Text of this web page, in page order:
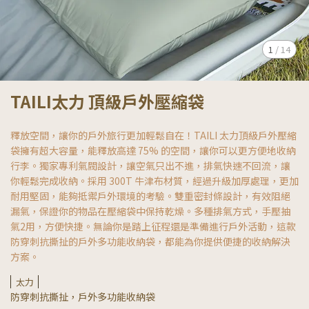
1 /14
TAILI太力 頂級戶外壓縮袋
釋放空間，讓你的戶外旅行更加輕鬆自在！TAILI 太力頂級戶外壓縮
袋擁有超大容量，能釋放高達 75% 的空間，讓你可以更方便地收納
行李。獨家專利氣閥設計，讓空氣只出不進，排氣快速不回流，讓
你輕鬆完成收納。採用 300T 牛津布材質，經過升級加厚處理，更加
耐用堅固，能夠抵禦戶外環境的考驗。雙重密封條設計，有效阻絕
漏氣，保證你的物品在壓縮袋中保持乾燥。多種排氣方式，手壓抽
氣2用，方便快捷。無論你是踏上征程還是準備進行戶外活動，這款
防穿刺抗撕扯的戶外多功能收納袋，都能為你提供便捷的收納解決
方案。
太力
防穿刺抗撕扯，戶外多功能收納袋